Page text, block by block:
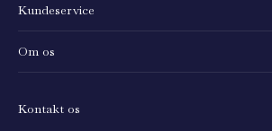
Kundeservice
Om os
Kontakt os